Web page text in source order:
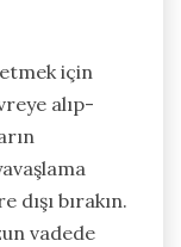
için
alıp-
bırakın.
vadede